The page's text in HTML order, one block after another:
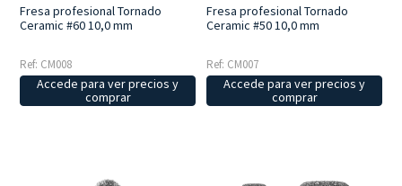
Fresa profesional Tornado
Ceramic #60 10,0 mm
Ref: CM008
Accede para ver precios y
comprar
Fresa profesional Tornado
Ceramic #50 10,0 mm
Ref: CM007
Accede para ver precios y
comprar